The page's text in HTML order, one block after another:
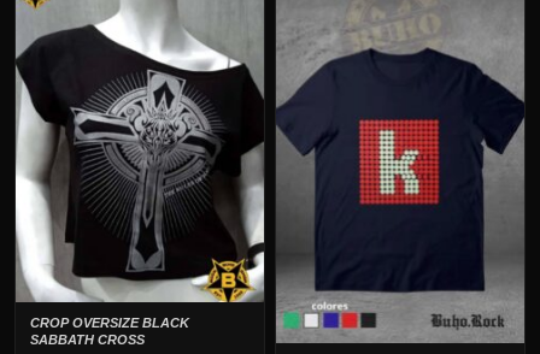
CROP OVERSIZE BLACK
SABBATH CROSS